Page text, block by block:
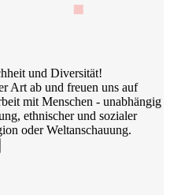
und Diversität!
Art ab und freuen uns auf
mit Menschen - unabhängig
ethnischer und sozialer
oder Weltanschauung.